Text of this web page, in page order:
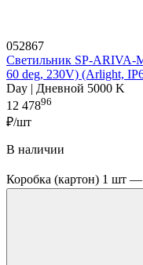
052867
Светильник SP-ARIVA-
60 deg, 230V) (Arlight,
Day | Дневной 5000 K
12 47896
₽/шт
В наличии
Коробка (картон) 1 шт —